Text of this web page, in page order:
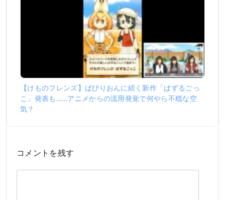
【けものフレンズ】ぱびりおんに続く新作「ぱずるごっ
こ」発表も……アニメからの流用発覚で何やら不穏な空
気？
コメントを残す